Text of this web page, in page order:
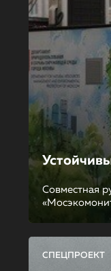
Совместная
СПЕЦПРОЕКТ